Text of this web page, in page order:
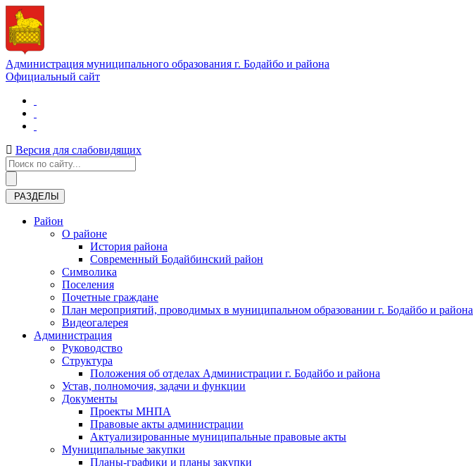
Администрация муниципального образования г. Бодайбо и района
Официальный сайт
Версия для слабовидящих
РАЗДЕЛЫ
Район
О районе
История района
Современный Бодайбинский район
Символика
Поселения
Почетные граждане
План мероприятий, проводимых в муниципальном образовании г. Бодайбо и района
Видеогалерея
Администрация
Руководство
Структура
Положения об отделах Администрации г. Бодайбо и района
Устав, полномочия, задачи и функции
Документы
Проекты МНПА
Правовые акты администрации
Актуализированные муниципальные правовые акты
Муниципальные закупки
Планы-графики и планы закупки